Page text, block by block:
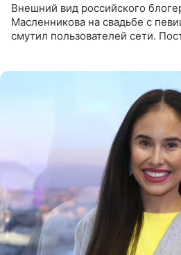
Внешний вид российского
Масленникова на свадьбе с
смутил пользователей сети.